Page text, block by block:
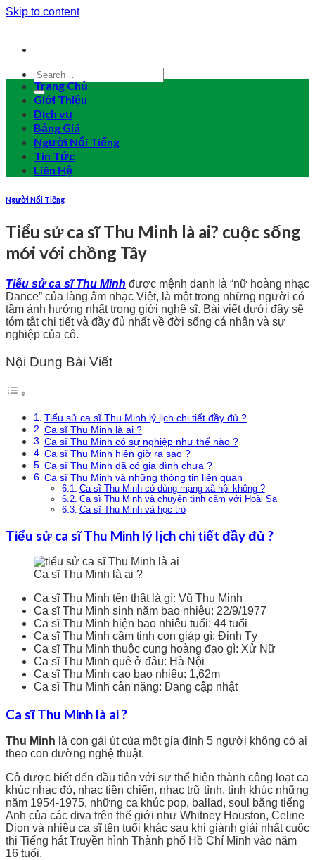
Skip to content
Trang Chủ
Giới Thiệu
Dịch vụ
Bảng Giá
Người Nổi Tiếng
Tin Tức
Liên Hệ
Người Nổi Tiếng
Tiểu sử ca sĩ Thu Minh là ai? cuộc sống
mới với chồng Tây
Tiểu sử ca sĩ Thu Minh được mệnh danh là “nữ hoàng nhạc
Dance” của làng âm nhạc Việt, là một trong những người có
tầm ảnh hưởng nhất trong giới nghệ sĩ. Bài viết dưới đây sẽ
tóm tắt chi tiết và đầy đủ nhất về đời sống cá nhân và sự
nghiệp của cô.
Nội Dung Bài Viết
Tiểu sử ca sĩ Thu Minh lý lịch chi tiết đầy đủ ?
Ca sĩ Thu Minh là ai ?
Ca sĩ Thu Minh có sự nghiệp như thế nào ?
Ca sĩ Thu Minh hiện giờ ra sao ?
Ca sĩ Thu Minh đã có gia đình chưa ?
Ca sĩ Thu Minh và những thông tin liên quan
Ca sĩ Thu Minh có dùng mạng xã hội không ?
Ca sĩ Thu Minh và chuyện tình cảm với Hoài Sa
Ca sĩ Thu Minh và học trò
Tiểu sử ca sĩ Thu Minh lý lịch chi tiết đầy đủ ?
Ca sĩ Thu Minh là ai ?
Ca sĩ Thu Minh tên thật là gì: Vũ Thu Minh
Ca sĩ Thu Minh sinh năm bao nhiêu: 22/9/1977
Ca sĩ Thu Minh hiện bao nhiêu tuổi: 44 tuổi
Ca sĩ Thu Minh cầm tinh con giáp gì: Đinh Tỵ
Ca sĩ Thu Minh thuộc cung hoàng đạo gì: Xử Nữ
Ca sĩ Thu Minh quê ở đâu: Hà Nội
Ca sĩ Thu Minh cao bao nhiêu: 1,62m
Ca sĩ Thu Minh cân nặng: Đang cập nhật
Ca sĩ Thu Minh là ai ?
Thu Minh là con gái út của một gia đình 5 người không có ai
theo con đường nghệ thuật.
Cô được biết đến đầu tiên với sự thể hiện thành công loạt ca
khúc nhạc đỏ, nhạc tiền chiến, nhạc trữ tình, tình khúc những
năm 1954-1975, những ca khúc pop, ballad, soul bằng tiếng
Anh của các diva trên thế giới như Whitney Houston, Celine
Dion và nhiều ca sĩ tên tuổi khác sau khi giành giải nhất cuộc
thi Tiếng hát Truyền hình Thành phố Hồ Chí Minh vào năm
16 tuổi.